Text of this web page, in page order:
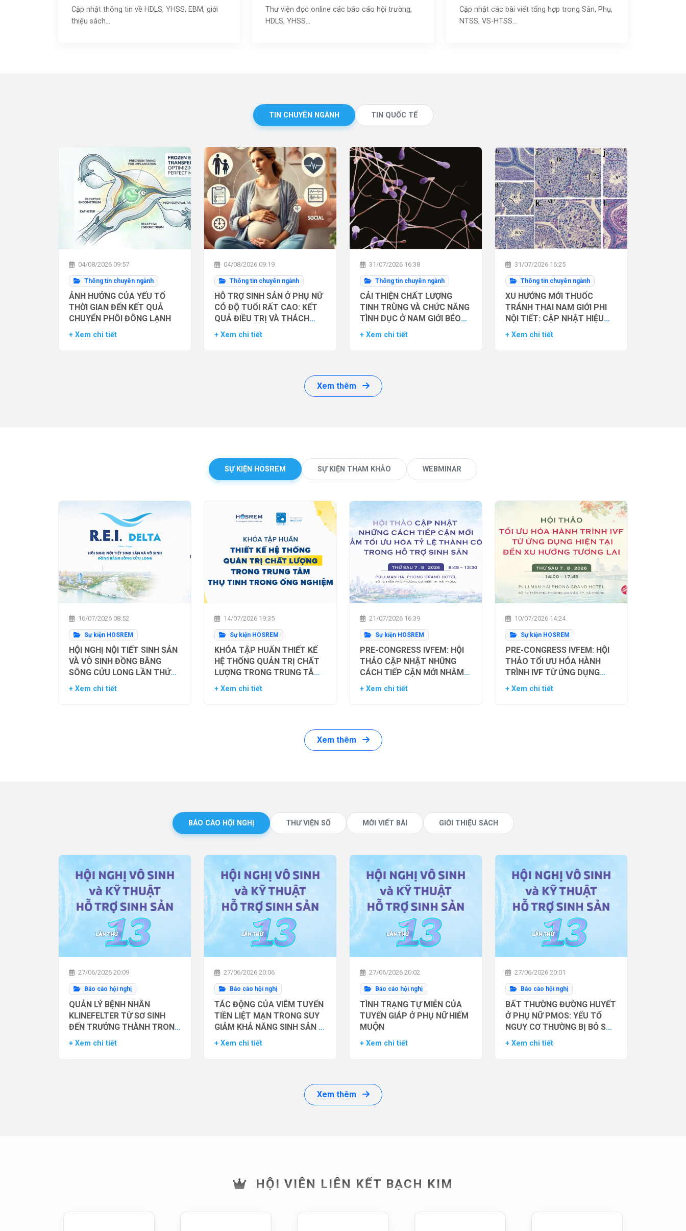
Cập nhật thông tin về HDLS, YHSS, EBM, giới
thiệu sách…
Thư viện đọc online các báo cáo hội trường,
HDLS, YHSS…
Cập nhật các bài viết tổng hợp trong Sản, Phụ,
NTSS, VS-HTSS...
TIN CHUYÊN NGÀNH TIN QUỐC TẾ
04/08/2026 09:57
Thông tin chuyên ngành
ẢNH HƯỞNG CỦA YẾU TỐ
THỜI GIAN ĐẾN KẾT QUẢ
CHUYỂN PHÔI ĐÔNG LẠNH
+ Xem chi tiết
04/08/2026 09:19
Thông tin chuyên ngành
HỖ TRỢ SINH SẢN Ở PHỤ NỮ
CÓ ĐỘ TUỔI RẤT CAO: KẾT
QUẢ ĐIỀU TRỊ VÀ THÁCH
THỨC LÂM SÀNG
+ Xem chi tiết
31/07/2026 16:38
Thông tin chuyên ngành
CẢI THIỆN CHẤT LƯỢNG
TINH TRÙNG VÀ CHỨC NĂNG
TÌNH DỤC Ở NAM GIỚI BÉO
PHÌ BẰNG THUỐC ĐỒNG VẬN
+ Xem chi tiết
31/07/2026 16:25
Thông tin chuyên ngành
XU HƯỚNG MỚI THUỐC
TRÁNH THAI NAM GIỚI PHI
NỘI TIẾT: CẬP NHẬT HIỆU
QUẢ THỬ NGHIỆM LÂM
+ Xem chi tiết
Xem thêm
SỰ KIỆN HOSREM SỰ KIỆN THAM KHẢO WEBMINAR
16/07/2026 08:52
Sự kiện HOSREM
HỘI NGHỊ NỘI TIẾT SINH SẢN
VÀ VÔ SINH ĐỒNG BẰNG
SÔNG CỬU LONG LẦN THỨ
NHẤT
+ Xem chi tiết
14/07/2026 19:35
Sự kiện HOSREM
KHÓA TẬP HUẤN THIẾT KẾ
HỆ THỐNG QUẢN TRỊ CHẤT
LƯỢNG TRONG TRUNG TÂM
THỤ TINH TRONG ỐNG
+ Xem chi tiết
21/07/2026 16:39
Sự kiện HOSREM
PRE-CONGRESS IVFEM: HỘI
THẢO CẬP NHẬT NHỮNG
CÁCH TIẾP CẬN MỚI NHẰM
TỐI ƯU HÓA TỶ LỆ THÀNH
+ Xem chi tiết
10/07/2026 14:24
Sự kiện HOSREM
PRE-CONGRESS IVFEM: HỘI
THẢO TỐI ƯU HÓA HÀNH
TRÌNH IVF TỪ ỨNG DỤNG
HIỆN TẠI ĐẾN XU HƯỚNG
+ Xem chi tiết
Xem thêm
BÁO CÁO HỘI NGHỊ THƯ VIỆN SỐ MỜI VIẾT BÀI GIỚI THIỆU SÁCH
27/06/2026 20:09
Báo cáo hội nghị
QUẢN LÝ BỆNH NHÂN
KLINEFELTER TỪ SƠ SINH
ĐẾN TRƯỞNG THÀNH TRONG
THỰC HÀNH HỖ TRỢ SINH
+ Xem chi tiết
27/06/2026 20:06
Báo cáo hội nghị
TÁC ĐỘNG CỦA VIÊM TUYẾN
TIỀN LIỆT MẠN TRONG SUY
GIẢM KHẢ NĂNG SINH SẢN Ở
NAM GIỚI
+ Xem chi tiết
27/06/2026 20:02
Báo cáo hội nghị
TÌNH TRẠNG TỰ MIỄN CỦA
TUYẾN GIÁP Ở PHỤ NỮ HIẾM
MUỘN
+ Xem chi tiết
27/06/2026 20:01
Báo cáo hội nghị
BẤT THƯỜNG ĐƯỜNG HUYẾT
Ở PHỤ NỮ PMOS: YẾU TỐ
NGUY CƠ THƯỜNG BỊ BỎ SÓT
– DỮ LIỆU TỪ NGHIÊN CỨU
+ Xem chi tiết
Xem thêm
HỘI VIÊN LIÊN KẾT BẠCH KIM